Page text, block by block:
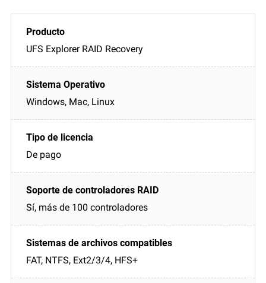
UFS Explorer RAID Recovery
Windows, Mac, Linux
De pago
Sí, más de 100 controladores
FAT, NTFS, Ext2/3/4, HFS+